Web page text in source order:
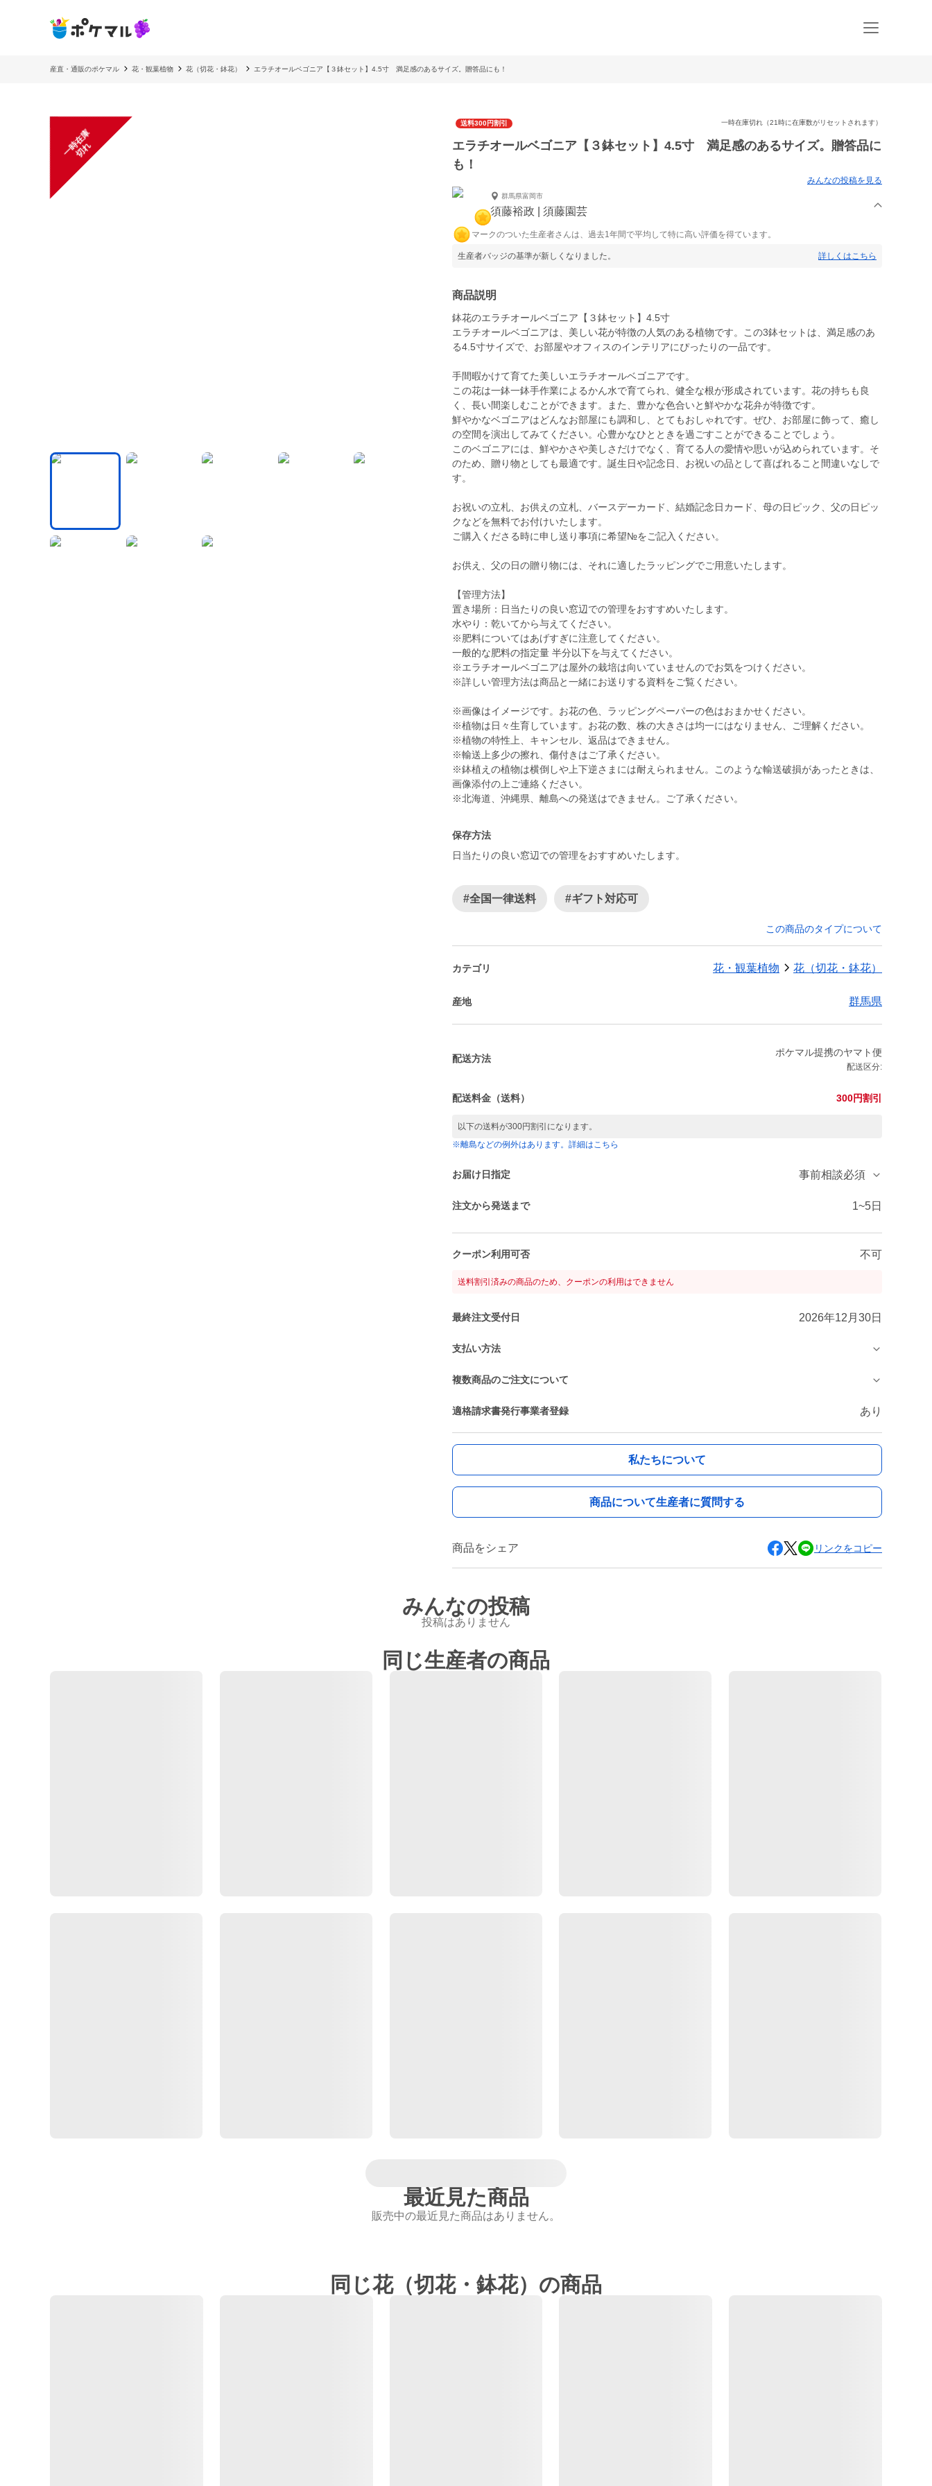
産直・通販のポケマル 花・観葉植物 花（切花・鉢花） エラチオールベゴニア【３鉢セット】4.5寸 満足感のあるサイズ。贈答品にも！
一
時
在
庫
切
れ
送料300円割引 一時在庫切れ（21時に在庫数がリセットされます）
エラチオールベゴニア【３鉢セット】4.5寸 満足感のあるサイズ。贈答品に
も！
みんなの投稿を見る
群馬県富岡市
須藤裕政 | 須藤園芸
マークのついた生産者さんは、過去1年間で平均して特に高い評価を得ています。
生産者バッジの基準が新しくなりました。 詳しくはこちら
商品説明
鉢花のエラチオールベゴニア【３鉢セット】4.5寸
エラチオールベゴニアは、美しい花が特徴の人気のある植物です。この3鉢セットは、満足感のあ
る4.5寸サイズで、お部屋やオフィスのインテリアにぴったりの一品です。
手間暇かけて育てた美しいエラチオールベゴニアです。
この花は一鉢一鉢手作業によるかん水で育てられ、健全な根が形成されています。花の持ちも良
く、長い間楽しむことができます。また、豊かな色合いと鮮やかな花弁が特徴です。
鮮やかなベゴニアはどんなお部屋にも調和し、とてもおしゃれです。ぜひ、お部屋に飾って、癒し
の空間を演出してみてください。心豊かなひとときを過ごすことができることでしょう。
このベゴニアには、鮮やかさや美しさだけでなく、育てる人の愛情や思いが込められています。そ
のため、贈り物としても最適です。誕生日や記念日、お祝いの品として喜ばれること間違いなしで
す。
お祝いの立札、お供えの立札、バースデーカード、結婚記念日カード、母の日ピック、父の日ピッ
クなどを無料でお付けいたします。
ご購入くださる時に申し送り事項に希望№をご記入ください。
お供え、父の日の贈り物には、それに適したラッピングでご用意いたします。
【管理方法】
置き場所：日当たりの良い窓辺での管理をおすすめいたします。
水やり：乾いてから与えてください。
※肥料についてはあげすぎに注意してください。
一般的な肥料の指定量 半分以下を与えてください。
※エラチオールベゴニアは屋外の栽培は向いていませんのでお気をつけください。
※詳しい管理方法は商品と一緒にお送りする資料をご覧ください。
※画像はイメージです。お花の色、ラッピングペーパーの色はおまかせください。
※植物は日々生育しています。お花の数、株の大きさは均一にはなりません、ご理解ください。
※植物の特性上、キャンセル、返品はできません。
※輸送上多少の擦れ、傷付きはご了承ください。
※鉢植えの植物は横倒しや上下逆さまには耐えられません。このような輸送破損があったときは、
画像添付の上ご連絡ください。
※北海道、沖縄県、離島への発送はできません。ご了承ください。
保存方法
日当たりの良い窓辺での管理をおすすめいたします。
#全国一律送料 #ギフト対応可
この商品のタイプについて
カテゴリ 花・観葉植物 花（切花・鉢花）
産地 群馬県
配送方法
ポケマル提携のヤマト便
配送区分:
配送料金（送料） 300円割引
以下の送料が300円割引になります。
※離島などの例外はあります。詳細はこちら
お届け日指定 事前相談必須
注文から発送まで 1~5日
クーポン利用可否 不可
送料割引済みの商品のため、クーポンの利用はできません
最終注文受付日 2026年12月30日
支払い方法
複数商品のご注文について
適格請求書発行事業者登録 あり
私たちについて
商品について生産者に質問する
商品をシェア リンクをコピー
みんなの投稿
投稿はありません
同じ生産者の商品
最近見た商品
販売中の最近見た商品はありません。
同じ花（切花・鉢花）の商品